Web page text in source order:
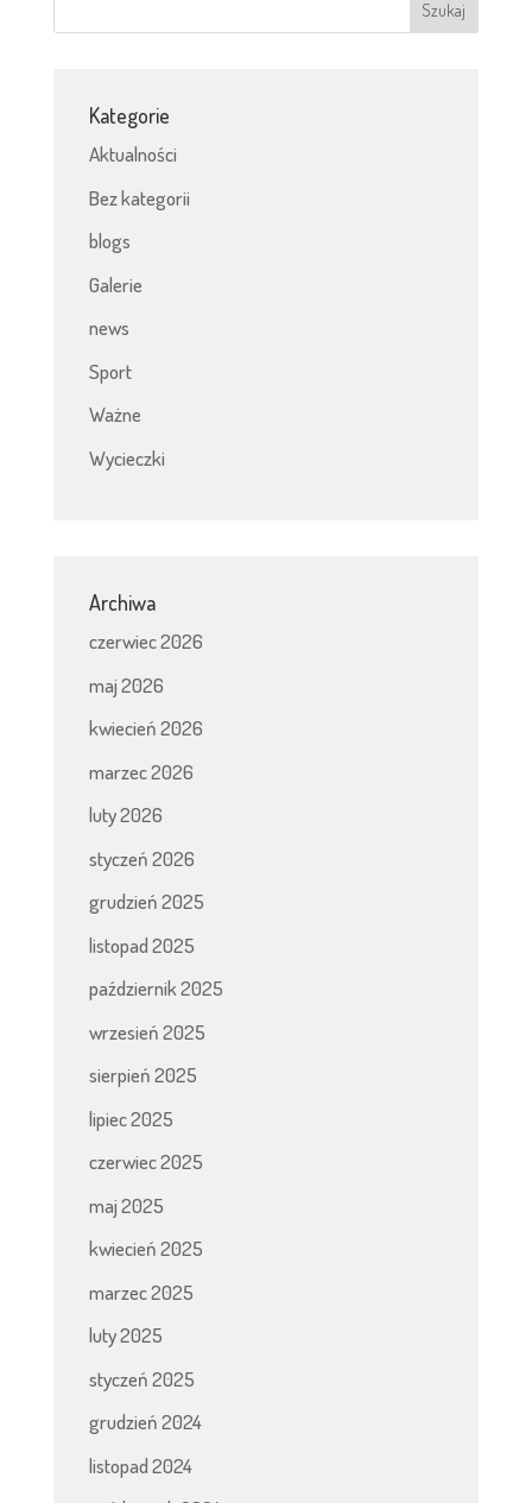
Kategorie
Aktualności
Bez kategorii
blogs
Galerie
news
Sport
Ważne
Wycieczki
Archiwa
czerwiec 2026
maj 2026
kwiecień 2026
marzec 2026
luty 2026
styczeń 2026
grudzień 2025
listopad 2025
październik 2025
wrzesień 2025
sierpień 2025
lipiec 2025
czerwiec 2025
maj 2025
kwiecień 2025
marzec 2025
luty 2025
styczeń 2025
grudzień 2024
listopad 2024